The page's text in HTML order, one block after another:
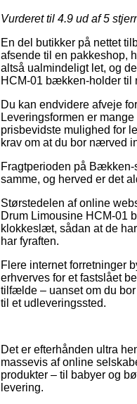
Vurderet til 4.9 ud af 5
En del butikker på nettet
afsende til en pakkeshop,
altså ualmindeligt let, og
HCM-01 bækken-holder til
Du kan endvidere afveje
Leveringsformen er
prisbevidste mulighed for
krav om at du bor nærved
Fragtperioden på
samme, og herved er det
Størstedelen af online
Drum Limousine HCM-01
klokkeslæt, sådan at de
har fyraften.
Flere internet forretninger
erhverves for et fastslået
tilfælde – uanset om du
til et udleveringssted.
Det er efterhånden ultra
massevis af online
produkter – til babyer og
levering.